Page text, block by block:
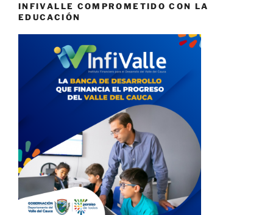
INFIVALLE COMPROMETIDO CON LA
EDUCACIÓN